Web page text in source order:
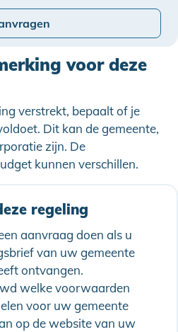
voor deze
verstrekt, bepaalt of je
Dit kan de gemeente,
zijn. De
kunnen verschillen.
regeling
aanvraag doen als u
van uw gemeente
ontvangen.
welke voorwaarden
voor uw gemeente
op de website van uw